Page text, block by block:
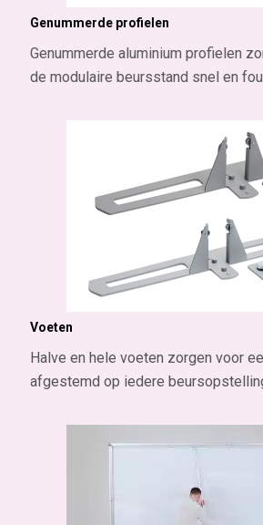
Genummerde profielen
Genummerde aluminium profielen
de modulaire beursstand snel en
Voeten
Halve en hele voeten zorgen voor
afgestemd op iedere